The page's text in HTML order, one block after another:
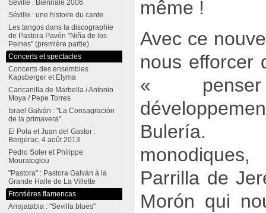
même !
Avec ce
nous efforcer
«
Bulería.
Parrilla de
Morón qui
Séville : Biennale 2006
Séville : une histoire du cante
Les tangos dans la discographie
de Pastora Pavón "Niña de los
Peines" (première partie)
Concerts et spectacles
Concerts des ensembles
Kapsberger et Elyma
Cancanilla de Marbella / Antonio
Moya / Pepe Torres
Israel Galván : "La Consagración
de la primavera"
El Pola et Juan del Gastor :
Bergerac, 4 août 2013
Pedro Soler et Philippe
Mouratoglou
"Pastora" : Pastora Galván à la
Grande Halle de La Villette
Frontières flamencas
Arrajatabla : "Sevilla blues"